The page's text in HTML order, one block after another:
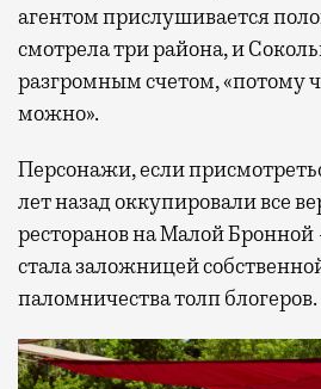
агентом прислушивается
смотрела три района, и
разгромным счетом, «потому
можно».
Персонажи, если
лет назад оккупировали все
ресторанов на Малой Бронной
стала заложницей
паломничества толп блогеров.